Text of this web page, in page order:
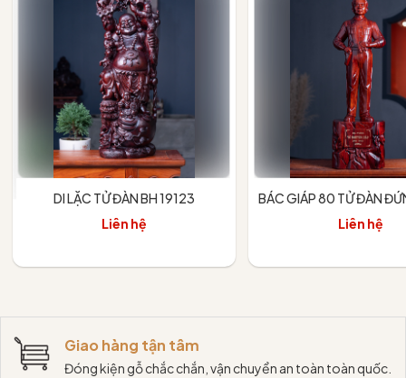
DI LẶC TỬ ĐÀN BH 19123
Liên hệ
BÁC GIÁP 80 TỬ ĐÀN
Liên hệ
Giao hàng tận tâm
Đóng kiện gỗ chắc chắn, vận chuyển an toàn toàn quốc.